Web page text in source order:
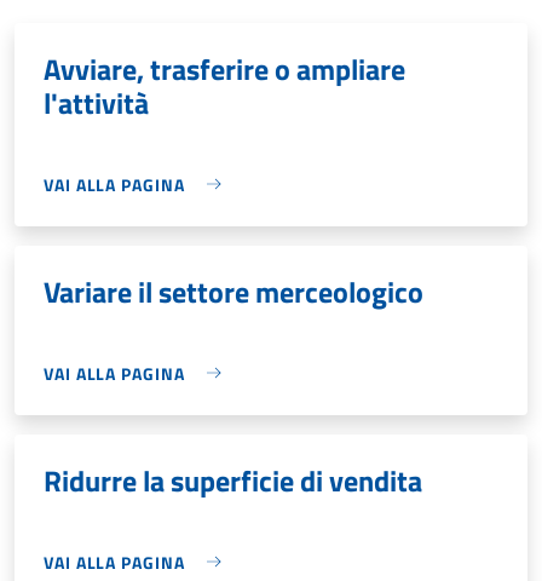
Avviare, trasferire o ampliare
l'attività
VAI ALLA PAGINA
Variare il settore merceologico
VAI ALLA PAGINA
Ridurre la superficie di vendita
VAI ALLA PAGINA